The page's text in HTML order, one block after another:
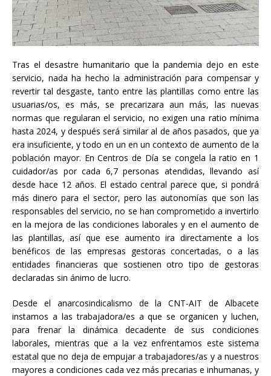
Tras el desastre humanitario que la pandemia dejo en este
servicio, nada ha hecho la administración para compensar y
revertir tal desgaste, tanto entre las plantillas como entre las
usuarias/os, es más, se precarizara aun más, las nuevas
normas que regularan el servicio, no exigen una ratio mínima
hasta 2024, y después será similar al de años pasados, que ya
era insuficiente, y todo en un en un contexto de aumento de la
población mayor. En Centros de Día se congela la ratio en 1
cuidador/as por cada 6,7 personas atendidas, llevando así
desde hace 12 años. El estado central parece que, si pondrá
más dinero para el sector, pero las autonomías que son las
responsables del servicio, no se han comprometido a invertirlo
en la mejora de las condiciones laborales y en el aumento de
las plantillas, así que ese aumento ira directamente a los
benéficos de las empresas gestoras concertadas, o a las
entidades financieras que sostienen otro tipo de gestoras
declaradas sin ánimo de lucro.
Desde el anarcosindicalismo de la CNT-AIT de Albacete
instamos a las trabajadora/es a que se organicen y luchen,
para frenar la dinámica decadente de sus condiciones
laborales, mientras que a la vez enfrentamos este sistema
estatal que no deja de empujar a trabajadores/as y a nuestros
mayores a condiciones cada vez más precarias e inhumanas, y